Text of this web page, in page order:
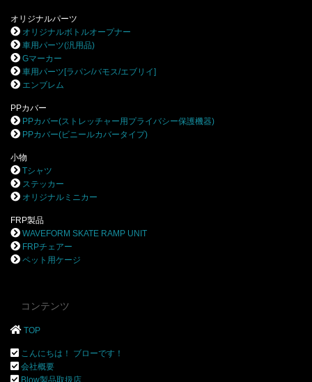
オリジナルパーツ
オリジナルボトルオープナー
車用パーツ(汎用品)
Gマーカー
車用パーツ[ラパン/バモス/エブリイ]
エンブレム
PPカバー
PPカバー(ストレッチャー用プライバシー保護機器)
PPカバー(ビニールカバータイプ)
小物
Tシャツ
ステッカー
オリジナルミニカー
FRP製品
WAVEFORM SKATE RAMP UNIT
FRPチェアー
ペット用ケージ
コンテンツ
TOP
こんにちは！ ブローです！
会社概要
Blow製品取扱店